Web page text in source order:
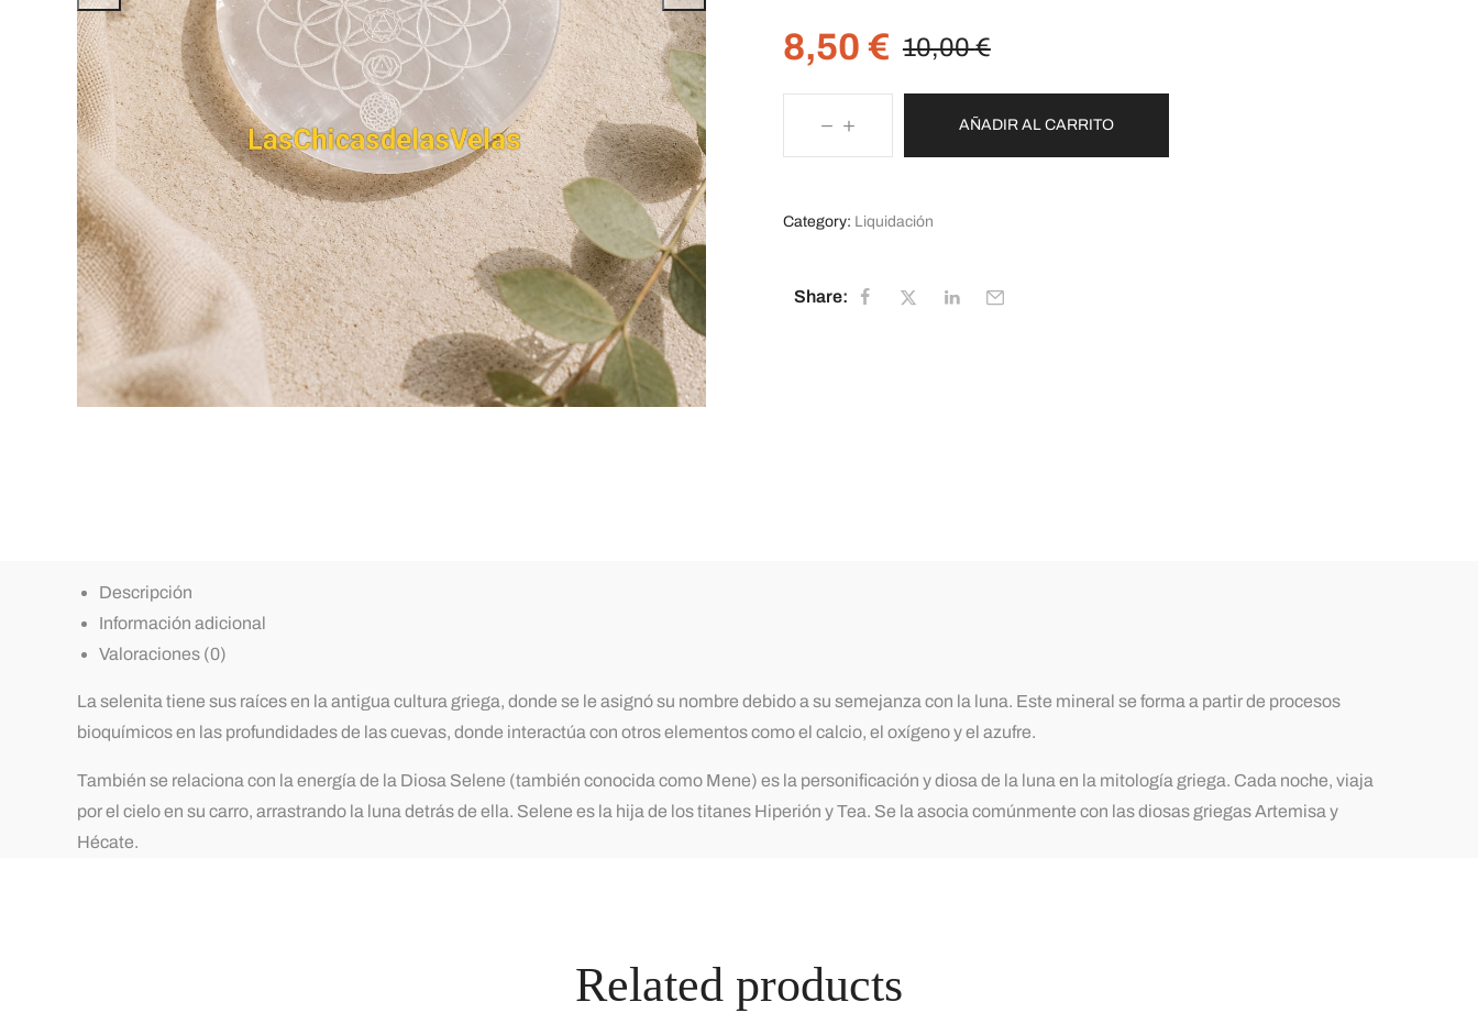
10,00€
8,50 €
AÑADIR AL CARRITO
Category: Liquidación
Share:
Descripción
Información adicional
Valoraciones (0)
La selenita tiene sus raíces en la antigua cultura griega, donde se le asignó su nombre debido a su semejanza con la luna. Este mineral se forma a partir de procesos
bioquímicos en las profundidades de las cuevas, donde interactúa con otros elementos como el calcio, el oxígeno y el azufre.
También se relaciona con la energía de la Diosa Selene (también conocida como Mene) es la personificación y diosa de la luna en la mitología griega. Cada noche, viaja
por el cielo en su carro, arrastrando la luna detrás de ella. Selene es la hija de los titanes Hiperión y Tea. Se la asocia comúnmente con las diosas griegas Artemisa y
Hécate.
Related products